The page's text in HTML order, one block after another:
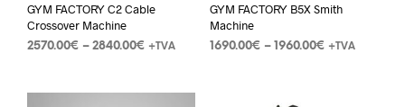
GYM FACTORY C2 Cable
Crossover Machine
2570.00€ – 2840.00€ +TVA
GYM FACTORY B5X Smith
Machine
1690.00€ – 1960.00€ +TVA